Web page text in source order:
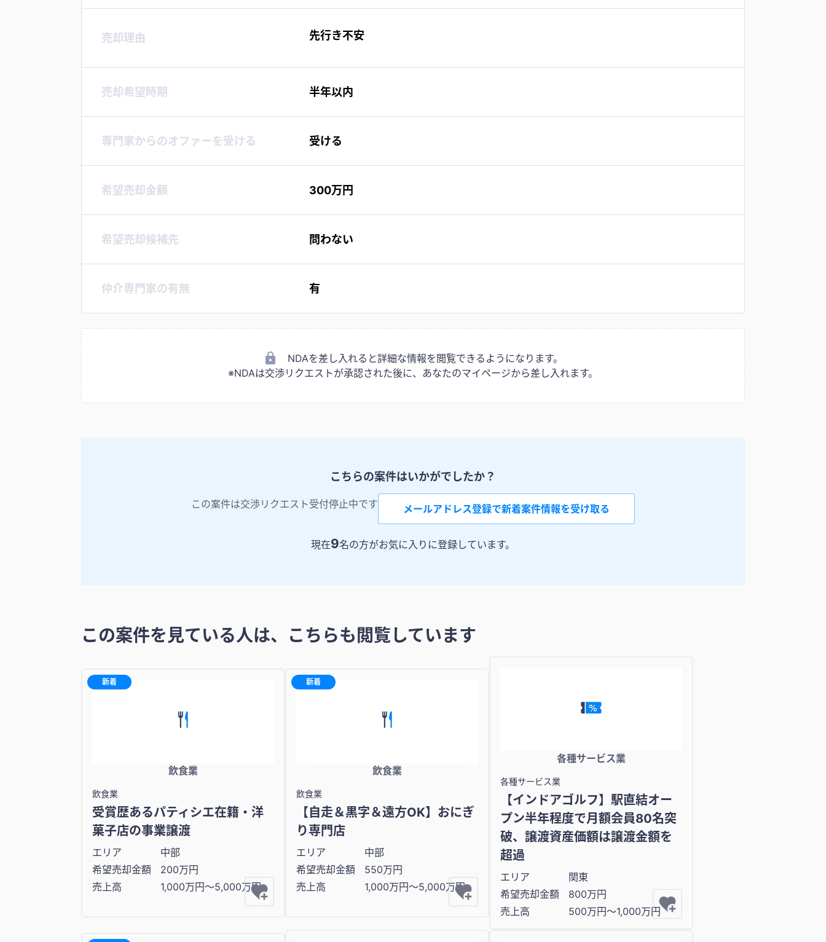
売却理由 先行き不安
売却希望時期 半年以内
専門家からのオファーを受ける 受ける
希望売却金額 300万円
希望売却候補先 問わない
仲介専門家の有無 有
NDAを差し入れると詳細な情報を閲覧できるようになります。
※NDAは交渉リクエストが承認された後に、あなたのマイページから差し入れます。
こちらの案件はいかがでしたか？
この案件は交渉リクエスト受付停止中です メールアドレス登録で新着案件情報を受け取る
現在9名の方がお気に入りに登録しています。
この案件を見ている人は、こちらも閲覧しています
新着
飲食業
飲食業
受賞歴あるパティシエ在籍・洋
菓子店の事業譲渡
エリア
中部
希望売却金額
200万円
売上高
1,000万円〜5,000万円
新着
飲食業
飲食業
【自走＆黒字＆遠方OK】おにぎ
り専門店
エリア
中部
希望売却金額
550万円
売上高
1,000万円〜5,000万円
各種サービス業
各種サービス業
【インドアゴルフ】駅直結オー
プン半年程度で月額会員80名突
破、譲渡資産価額は譲渡金額を
超過
エリア
関東
希望売却金額
800万円
売上高
500万円〜1,000万円